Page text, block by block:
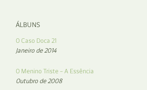
ÁLBUNS
O Caso Doca 21
Janeiro de 2014
O Menino Triste – A Essência
Outubro de 2008